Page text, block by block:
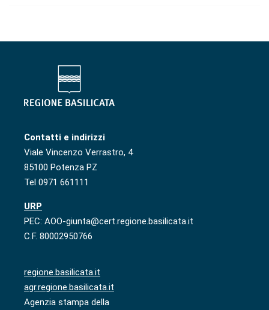
Contatti e indirizzi
Viale Vincenzo Verrastro, 4
85100 Potenza PZ
Tel 0971 661111
URP
PEC: AOO-giunta@cert.regione.basilicata.it
C.F. 80002950766
regione.basilicata.it
agr.regione.basilicata.it
Agenzia stampa della